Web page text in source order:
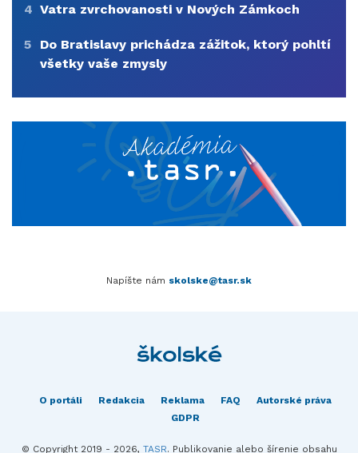
4 Vatra zvrchovanosti v Nových Zámkoch
5
Do Bratislavy prichádza zážitok, ktorý pohltí
všetky vaše zmysly
Napíšte nám skolske@tasr.sk
O portáli Redakcia Reklama FAQ
Autorské práva
GDPR
© Copyright 2019 - 2026, TASR. Publikovanie alebo šírenie obsahu